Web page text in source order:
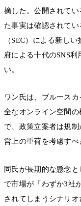
摘した。公開されて
た事実は確認されて
（SEC）による新し
府による十代のSNS
い。
ワン氏は、ブルース
全なオンライン空間
で、政策立案者は規
営上の重荷を考慮すべ
同氏が長期的な懸念
で市場が「わずか3社
されてしまうシナリ